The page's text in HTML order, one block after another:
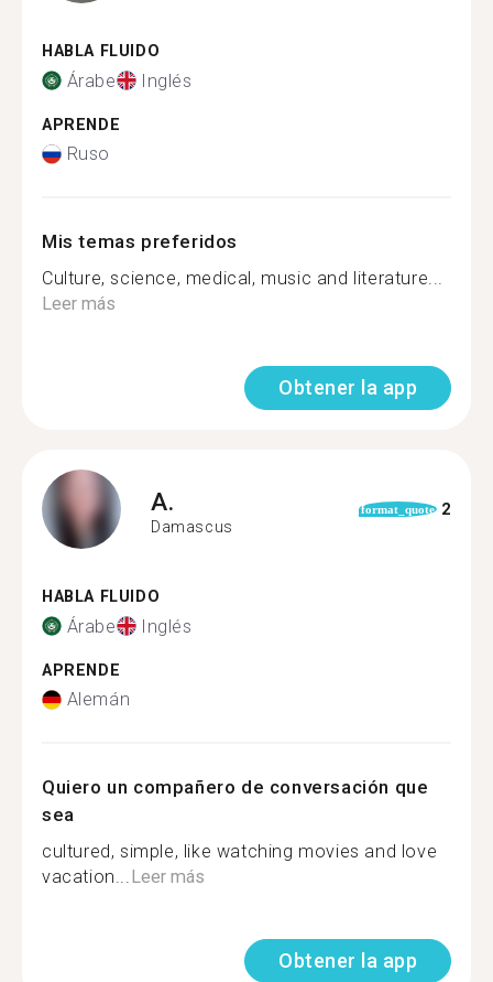
HABLA FLUIDO
Árabe Inglés
APRENDE
Ruso
Mis temas preferidos
Culture, science, medical, music and literature...
Leer más
Obtener la app
A.
Damascus
format_quote 2
HABLA FLUIDO
Árabe Inglés
APRENDE
Alemán
Quiero un compañero de conversación que
sea
cultured, simple, like watching movies and love
vacation...Leer más
Obtener la app